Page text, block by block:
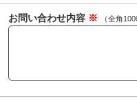
お問い合わせ内容 ※ （全角